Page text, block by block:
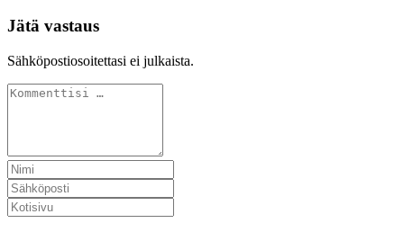
Jätä vastaus
Sähköpostiosoitettasi ei julkaista.